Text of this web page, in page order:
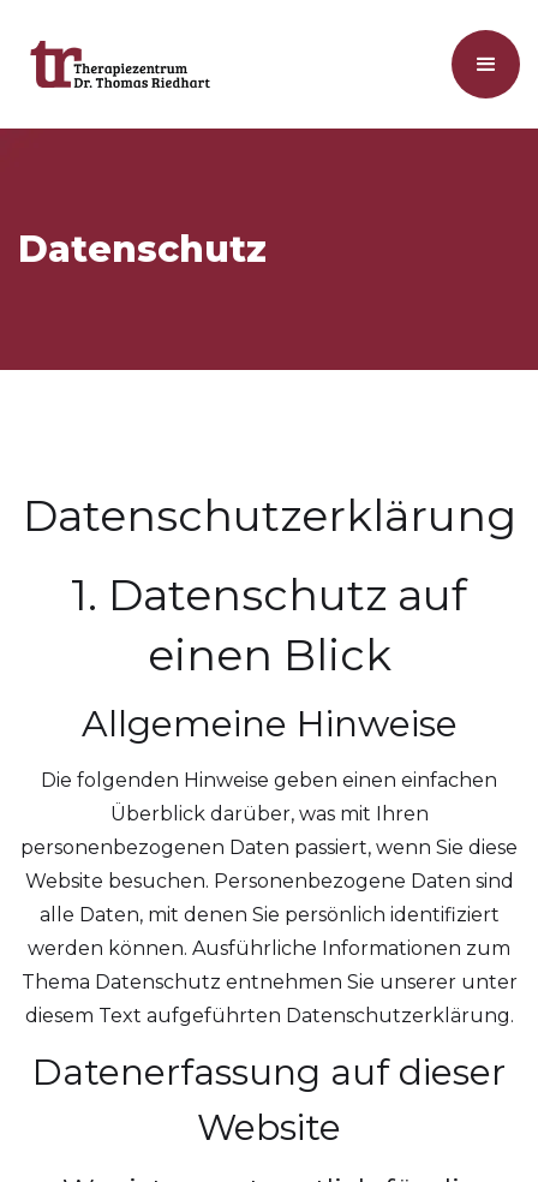
Datenschutz
Datenschutz­erklärung
1. Datenschutz auf
einen Blick
Allgemeine Hinweise
Die folgenden Hinweise geben einen einfachen
Überblick darüber, was mit Ihren
personenbezogenen Daten passiert, wenn Sie diese
Website besuchen. Personenbezogene Daten sind
alle Daten, mit denen Sie persönlich identifiziert
werden können. Ausführliche Informationen zum
Thema Datenschutz entnehmen Sie unserer unter
diesem Text aufgeführten Datenschutzerklärung.
Datenerfassung auf dieser
Website